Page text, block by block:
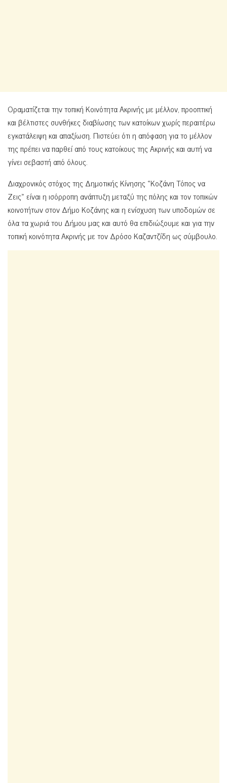
Οραματίζεται την τοπική Κοινότητα Ακρινής με μέλλον, προοπτική
και βέλτιστες συνθήκες διαβίωσης των κατοίκων χωρίς περαιτέρω
εγκατάλειψη και απαξίωση. Πιστεύει ότι η απόφαση για το μέλλον
της πρέπει να παρθεί από τους κατοίκους της Ακρινής και αυτή να
γίνει σεβαστή από όλους.
Διαχρονικός στόχος της Δημοτικής Κίνησης «Κοζάνη Τόπος να
Ζεις» είναι η ισόρροπη ανάπτυξη μεταξύ της πόλης και τον τοπικών
κοινοτήτων στον Δήμο Κοζάνης και η ενίσχυση των υποδομών σε
όλα τα χωριά του Δήμου μας και αυτό θα επιδιώξουμε και για την
τοπική κοινότητα Ακρινής με τον Δρόσο Καζαντζίδη ως σύμβουλο.